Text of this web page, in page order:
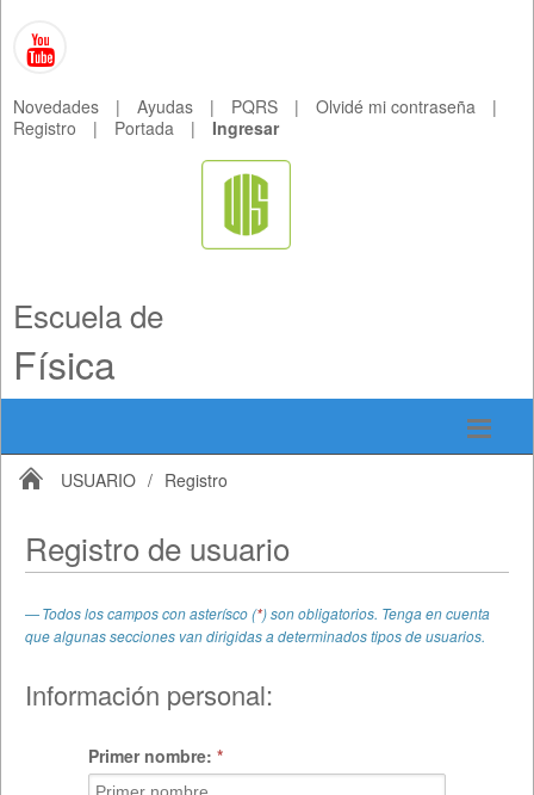
Novedades | Ayudas | PQRS | Olvidé mi contraseña
|
Registro
| Portada | Ingresar
Escuela de
Física
USUARIO / Registro